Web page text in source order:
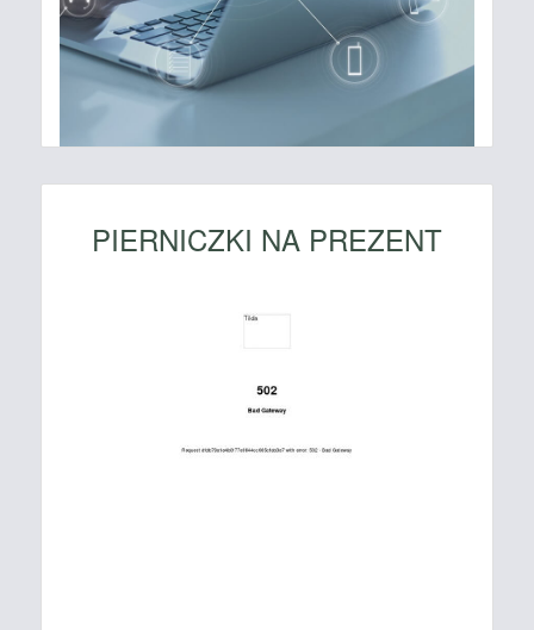
PIERNICZKI NA PREZENT